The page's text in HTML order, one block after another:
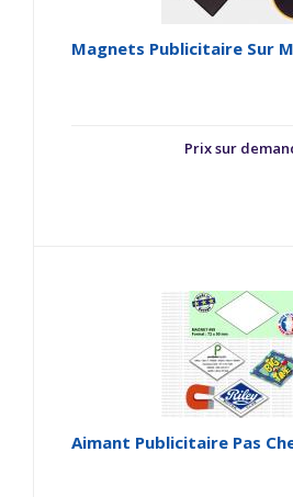
Magnets Publicitaire Sur
Prix sur
Aimant Publicitaire Pas